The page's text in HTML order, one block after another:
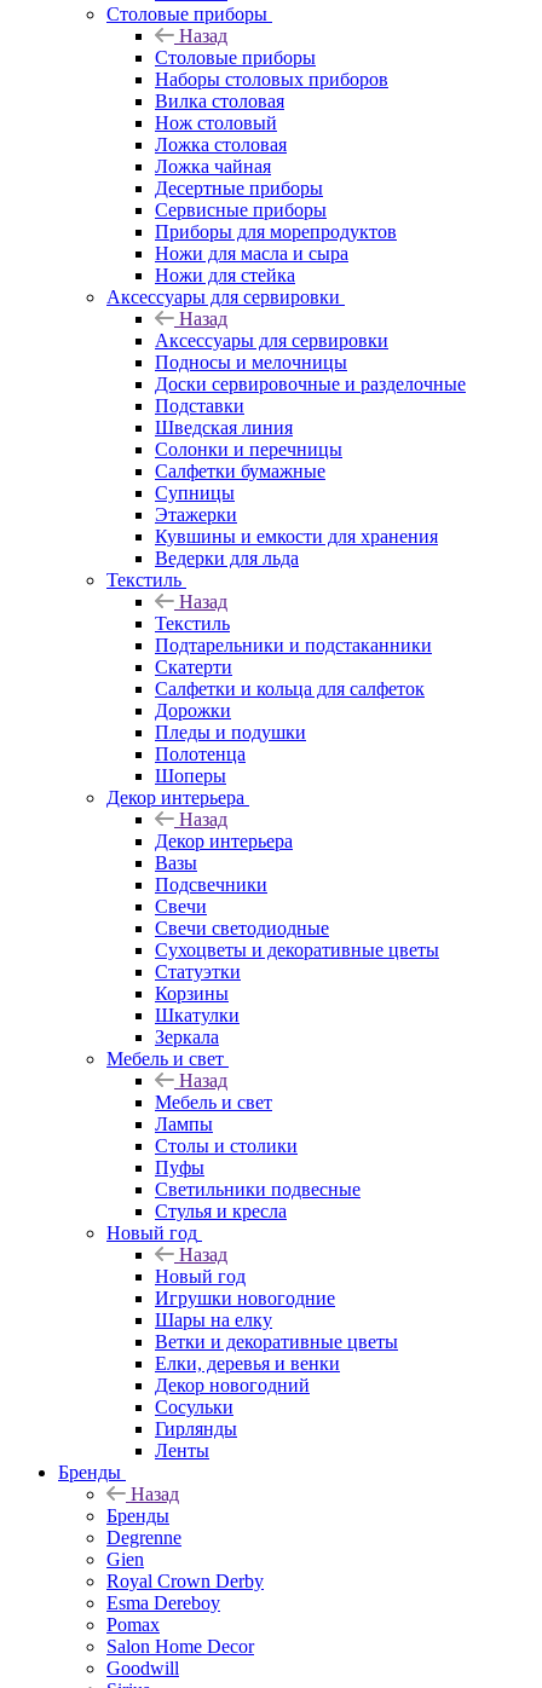
Столовые приборы
Назад
Столовые приборы
Наборы столовых приборов
Вилка столовая
Нож столовый
Ложка столовая
Ложка чайная
Десертные приборы
Сервисные приборы
Приборы для морепродуктов
Ножи для масла и сыра
Ножи для стейка
Аксессуары для сервировки
Назад
Аксессуары для сервировки
Подносы и мелочницы
Доски сервировочные и разделочные
Подставки
Шведская линия
Солонки и перечницы
Салфетки бумажные
Супницы
Этажерки
Кувшины и емкости для хранения
Ведерки для льда
Текстиль
Назад
Текстиль
Подтарельники и подстаканники
Скатерти
Салфетки и кольца для салфеток
Дорожки
Пледы и подушки
Полотенца
Шоперы
Декор интерьера
Назад
Декор интерьера
Вазы
Подсвечники
Свечи
Свечи светодиодные
Сухоцветы и декоративные цветы
Статуэтки
Корзины
Шкатулки
Зеркала
Мебель и свет
Назад
Мебель и свет
Лампы
Столы и столики
Пуфы
Светильники подвесные
Стулья и кресла
Новый год
Назад
Новый год
Игрушки новогодние
Шары на елку
Ветки и декоративные цветы
Елки, деревья и венки
Декор новогодний
Сосульки
Гирлянды
Ленты
Бренды
Назад
Бренды
Degrenne
Gien
Royal Crown Derby
Esma Dereboy
Pomax
Salon Home Decor
Goodwill